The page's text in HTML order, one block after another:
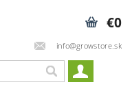
info@growstore.sk
€0